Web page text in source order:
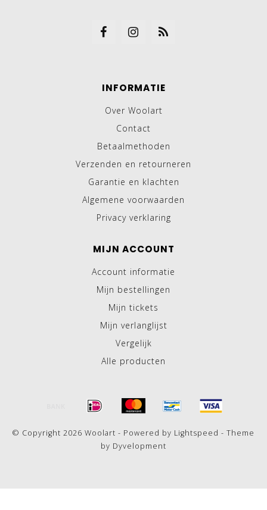
INFORMATIE
Over Woolart
Contact
Betaalmethoden
Verzenden en retourneren
Garantie en klachten
Algemene voorwaarden
Privacy verklaring
MIJN ACCOUNT
Account informatie
Mijn bestellingen
Mijn tickets
Mijn verlanglijst
Vergelijk
Alle producten
© Copyright 2026 Woolart - Powered by Lightspeed - Theme
by Dyvelopment